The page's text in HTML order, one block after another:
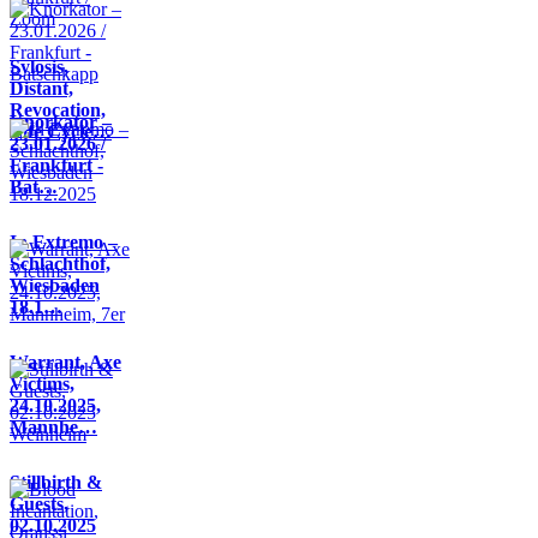
Sylosis,
Distant,
Revocation,
Life Cycle…
Knorkator –
23.01.2026 /
Frankfurt -
Bat…
In Extremo –
Schlachthof,
Wiesbaden
18.1…
Warrant, Axe
Victims,
24.10.2025,
Mannhe…
Stillbirth &
Guests,
02.10.2025